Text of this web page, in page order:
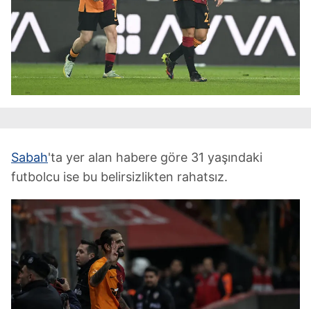
Sabah'ta yer alan habere göre 31 yaşındaki
futbolcu ise bu belirsizlikten rahatsız.